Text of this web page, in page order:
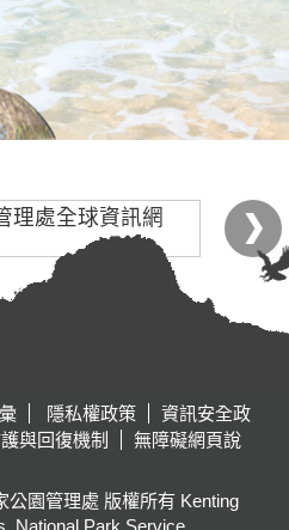
隱私權政策
資訊安全政
與回復機制
無障礙網頁說
公園管理處 版權所有 Kenting
National Park Service,